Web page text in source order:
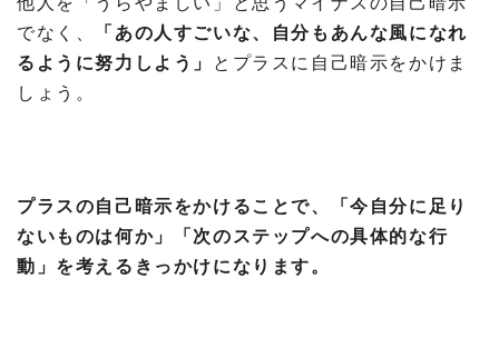
でなく、
「あの人すごいな、自分もあんな風になれ
るように努力しよう」 とプラスに自己暗示をかけま
しょう。
プラスの自己暗示をかけることで、「今自分に足り
ないものは何か」「次のステップへの具体的な行
動」を考えるきっかけになります。